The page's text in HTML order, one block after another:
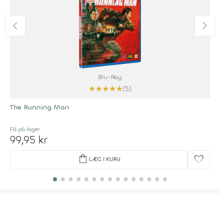
Blu-Ray
★★★★★(5)
The Running Man
Få på lager
99,95 kr
shopping_bag LÆG I KURV favorite